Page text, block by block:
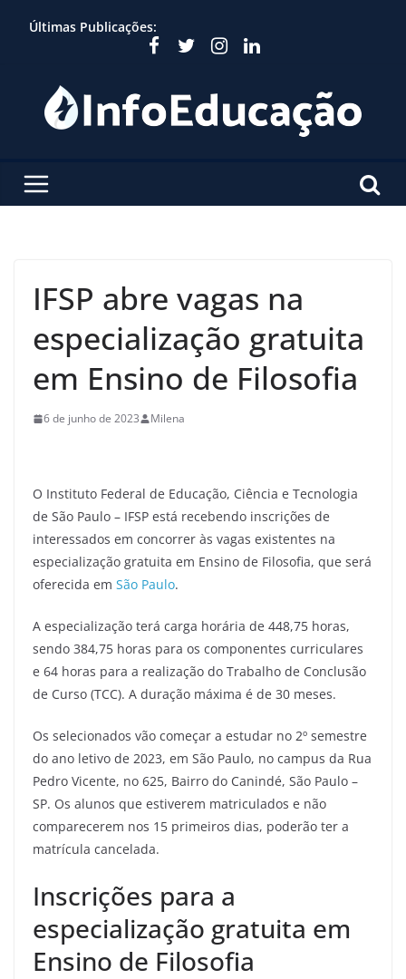
Últimas Publicações:
IFSP abre vagas na
especialização gratuita
em Ensino de Filosofia
6 de junho de 2023 Milena
O Instituto Federal de Educação, Ciência e Tecnologia
de São Paulo – IFSP está recebendo inscrições de
interessados em concorrer às vagas existentes na
especialização gratuita em Ensino de Filosofia, que será
oferecida em São Paulo.
A especialização terá carga horária de 448,75 horas,
sendo 384,75 horas para os componentes curriculares
e 64 horas para a realização do Trabalho de Conclusão
de Curso (TCC). A duração máxima é de 30 meses.
Os selecionados vão começar a estudar no 2º semestre
do ano letivo de 2023, em São Paulo, no campus da Rua
Pedro Vicente, no 625, Bairro do Canindé, São Paulo –
SP. Os alunos que estiverem matriculados e não
comparecerem nos 15 primeiros dias, poderão ter a
matrícula cancelada.
Inscrições para a
especialização gratuita em
Ensino de Filosofia